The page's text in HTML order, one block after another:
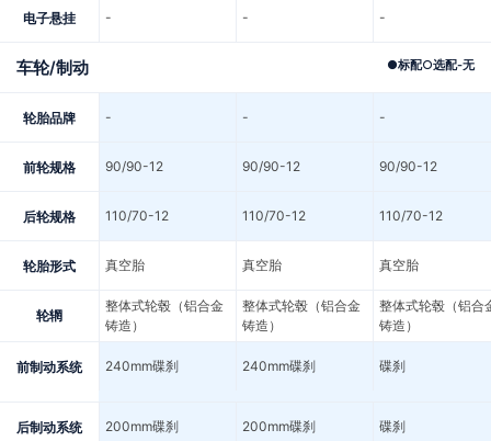
电子悬挂 - - -
车轮/制动 ●标配○选配-无
轮胎品牌 - - -
前轮规格 90/90-12 90/90-12 90/90-12
后轮规格 110/70-12 110/70-12 110/70-12
轮胎形式 真空胎 真空胎 真空胎
轮辋
整体式轮毂（铝合金
铸造）
整体式轮毂（铝合金
铸造）
整体式轮毂（铝合
铸造）
前制动系统 240mm碟刹 240mm碟刹 碟刹
后制动系统 200mm碟刹 200mm碟刹 碟刹